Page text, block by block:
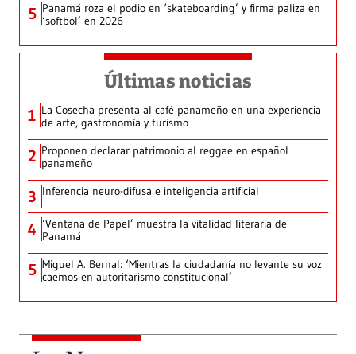
5 Panamá roza el podio en ‘skateboarding’ y firma paliza en
‘softbol’ en 2026
Últimas noticias
1 La Cosecha presenta al café panameño en una experiencia
de arte, gastronomía y turismo
2 Proponen declarar patrimonio al reggae en español
panameño
3 Inferencia neuro-difusa e inteligencia artificial
4 ‘Ventana de Papel’ muestra la vitalidad literaria de
Panamá
5 Miguel A. Bernal: ‘Mientras la ciudadanía no levante su voz
caemos en autoritarismo constitucional’